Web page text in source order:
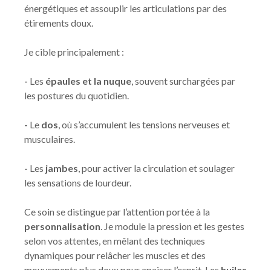
énergétiques et assouplir les articulations par des
étirements doux.
Je cible principalement :
- Les épaules et la nuque, souvent surchargées par
les postures du quotidien.
- Le dos, où s’accumulent les tensions nerveuses et
musculaires.
- Les jambes, pour activer la circulation et soulager
les sensations de lourdeur.
Ce soin se distingue par l’attention portée à la
personnalisation. Je module la pression et les gestes
selon vos attentes, en mêlant des techniques
dynamiques pour relâcher les muscles et des